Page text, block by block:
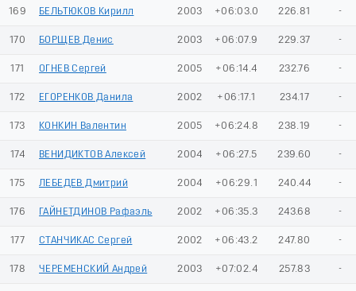
169 БЕЛЬТЮКОВ Кирилл 2003 +06:03.0 226.81 -
170 БОРЩЕВ Денис 2003 +06:07.9 229.37 -
171 ОГНЕВ Сергей 2005 +06:14.4 232.76 -
172 ЕГОРЕНКОВ Данила 2002 +06:17.1 234.17 -
173 КОНКИН Валентин 2005 +06:24.8 238.19 -
174 ВЕНИДИКТОВ Алексей 2004 +06:27.5 239.60 -
175 ЛЕБЕДЕВ Дмитрий 2004 +06:29.1 240.44 -
176 ГАЙНЕТДИНОВ Рафаэль 2002 +06:35.3 243.68 -
177 СТАНЧИКАС Сергей 2002 +06:43.2 247.80 -
178 ЧЕРЕМЕНСКИЙ Андрей 2003 +07:02.4 257.83 -